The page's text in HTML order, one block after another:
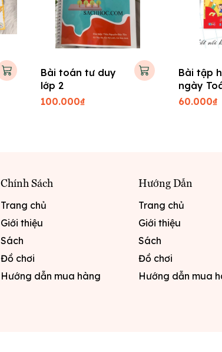
Bài toán tư duy
lớp 2
100.000₫
Bài tập
ngày
kết nối
60.000₫
Chính Sách
Trang chủ
Giới thiệu
Sách
Đồ chơi
Hướng dẫn mua hàng
Hướng Dẫn
Trang chủ
Giới thiệu
Sách
Đồ chơi
Hướng dẫn mua